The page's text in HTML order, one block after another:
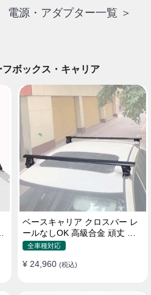
電源・アダプター一覧 ＞
フボックス・キャリア
ベースキャリア クロスバー レ
ールなしOK 高級合金 頑丈 ロ
ック付き ベースラックセット
全車種対応
¥ 24,960 (税込)